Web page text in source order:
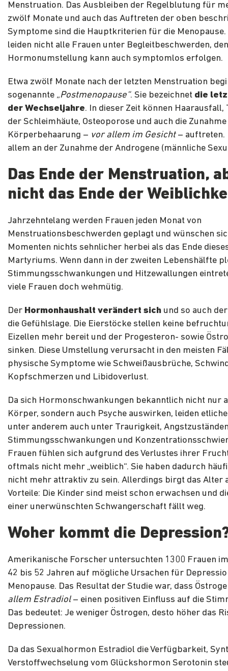
Menstruation. Das Ausbleiben der Regelblutung für
zwölf Monate und auch das Auftreten der oben
Symptome sind die Hauptkriterien für die
leiden nicht alle Frauen unter Begleitbeschwerden,
Hormonumstellung kann auch symptomlos erfolgen.
Etwa zwölf Monate nach der letzten Menstruation
sogenannte „Postmenopause“. Sie bezeichnet die
der Wechseljahre. In dieser Zeit können Haarausfall,
der Schleimhäute, Osteoporose und auch die
Körperbehaarung – vor allem im Gesicht– auftreten.
allem an der Zunahme der Androgene (männliche
Das Ende der Menstruation,
nicht das Ende der
Jahrzehntelang werden Frauen jeden Monat von
Menstruationsbeschwerden geplagt und wünschen
Momenten nichts sehnlicher herbei als das Ende
Martyriums. Wenn dann in der zweiten Lebenshälfte
Stimmungsschwankungen und Hitzewallungen
viele Frauen doch wehmütig.
Der Hormonhaushalt verändert sich und so auch
die Gefühlslage. Die Eierstöcke stellen keine
Eizellen mehr bereit und der Progesteron- sowie
sinken. Diese Umstellung verursacht in den meisten
physische Symptome wie Schweißausbrüche,
Kopfschmerzen und Libidoverlust.
Da sich Hormonschwankungen bekanntlich nicht nur
Körper, sondern auch Psyche auswirken, leiden
unter anderem auch unter Traurigkeit,
Stimmungsschwankungen und
Frauen fühlen sich aufgrund des Verlustes ihrer
oftmals nicht mehr „weiblich“. Sie haben dadurch
nicht mehr attraktiv zu sein. Allerdings birgt das Alter
Vorteile: Die Kinder sind meist schon erwachsen und
einer unerwünschten Schwangerschaft fällt weg.
Woher kommt die
Amerikanische Forscher untersuchten 1300 Frauen
42 bis 52 Jahren auf mögliche Ursachen für
Menopause. Das Resultat der Studie war, dass
allem Estradiol– einen positiven Einfluss auf die
Das bedeutet: Je weniger Östrogen, desto höher das
Depressionen.
Da das Sexualhormon Estradiol die Verfügbarkeit,
Verstoffwechselung vom Glückshormon Serotonin